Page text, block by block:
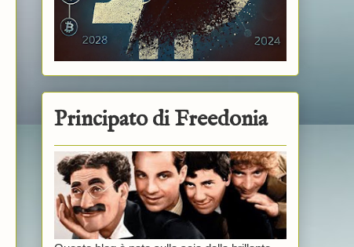
Principato di Freedonia